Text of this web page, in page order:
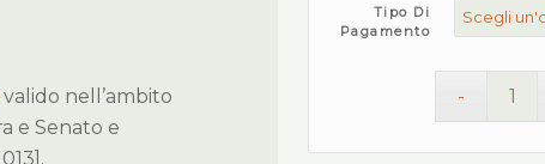
valido nell’ambito
e Senato e
Tipo Di
Pagamento